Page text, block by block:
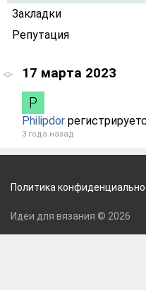
Закладки
Репутация
17 марта 2023
Philipdor
3 года назад
Политика
Идеи для вязания © 2026